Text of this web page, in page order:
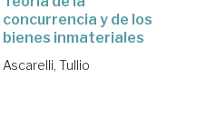
concurrencia y de los
bienes inmateriales
Ascarelli, Tullio